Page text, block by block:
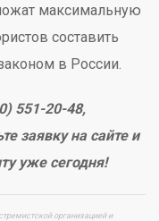
максимальную
составить
в России.
551-20-48,
заявку на сайте и
уже сегодня!
организацией и